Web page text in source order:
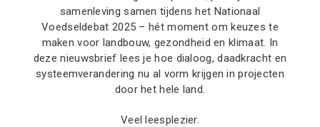
samenleving samen tijdens het Nationaal
Voedseldebat 2025 – hét moment om keuzes te
maken voor landbouw, gezondheid en klimaat. In
deze nieuwsbrief lees je hoe dialoog, daadkracht en
systeemverandering nu al vorm krijgen in projecten
door het hele land.
Veel leesplezier.